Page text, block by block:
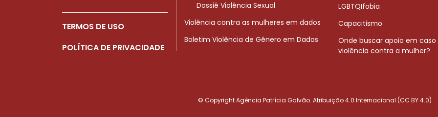
TERMOS DE USO
POLÍTICA DE PRIVACIDADE
Dossiê Violência Sexual
Violência contra as mulheres em dados
Boletim Violência de Gênero em Dados
LGBTQIfobia
Capacitismo
Onde buscar apoio em caso
violência contra a mulher?
© Copyright Agência Patrícia Galvão. Atribuição 4.0 Internacional (CC BY 4.0)